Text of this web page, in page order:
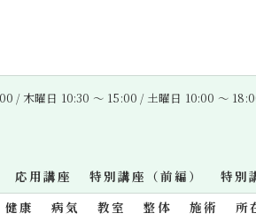
/ 木曜日 10:30 〜 15:00 / 土曜日 10:00 〜
応用講座 特別講座（前編） 特別
健康 病気 教室 整体 施術 所